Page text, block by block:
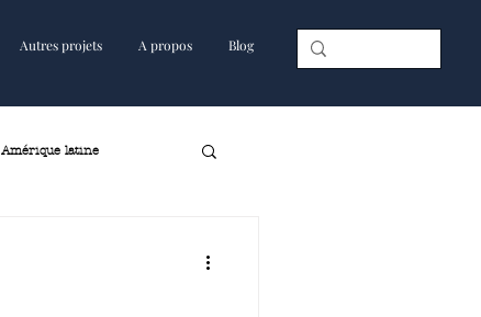
Autres projets A propos Blog
Amérique latine